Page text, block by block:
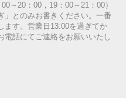
～20：00，19：00～21：00）
」とのみお書きください。一番
ます。営業日13:00を過ぎてか
電話にてご連絡をお願いいたし